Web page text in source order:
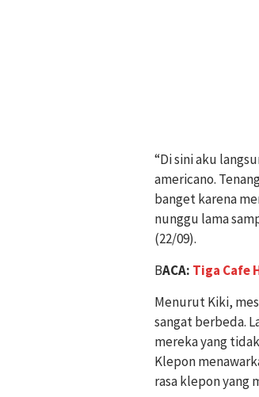
“Di sini aku
americano.
banget karena
nunggu lama
(22/09).
BACA: Tiga Cafe
Menurut Kiki,
sangat berbeda.
mereka yang
Klepon
rasa klepon yang